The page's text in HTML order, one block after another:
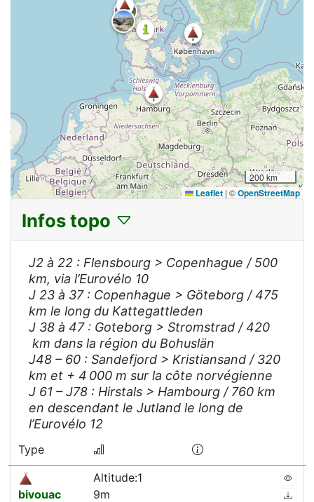
200 km
Leaflet | ©OpenStreetMap
Infos topo
J2 à 22 : Flensbourg > Copenhague / 500
km, via l’Eurovélo 10
J 23 à 37 : Copenhague > Göteborg / 475
km le long du Kattegattleden
J 38 à 47 : Goteborg > Stromstrad / 420
km dans la région du Bohuslän
J48 – 60 : Sandefjord > Kristiansand / 320
km et + 4 000 m sur la côte norvégienne
J 61 – J78 : Hirstals > Hambourg / 760 km
en descendant le Jutland le long de
l’Eurovélo 12
Type
bivouac
Altitude:1
9m